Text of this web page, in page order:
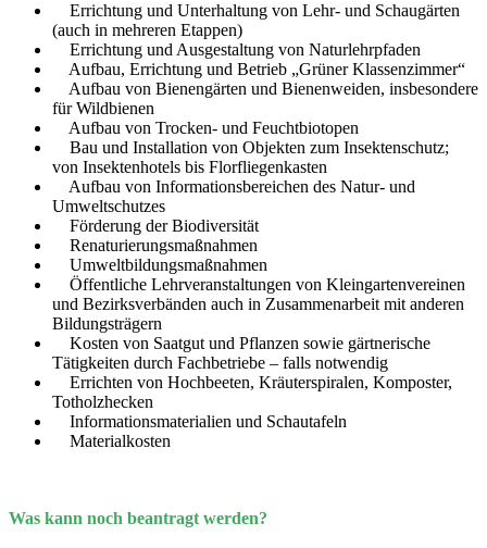
Errichtung und Unterhaltung von Lehr- und Schaugärten
(auch in mehreren Etappen)
Errichtung und Ausgestaltung von Naturlehrpfaden
Aufbau, Errichtung und Betrieb „Grüner Klassenzimmer“
Aufbau von Bienengärten und Bienenweiden, insbesondere
für Wildbienen
Aufbau von Trocken- und Feuchtbiotopen
Bau und Installation von Objekten zum Insektenschutz;
von Insektenhotels bis Florfliegenkasten
Aufbau von Informationsbereichen des Natur- und
Umweltschutzes
Förderung der Biodiversität
Renaturierungsmaßnahmen
Umweltbildungsmaßnahmen
Öffentliche Lehrveranstaltungen von Kleingartenvereinen
und Bezirksverbänden auch in Zusammenarbeit mit anderen
Bildungsträgern
Kosten von Saatgut und Pflanzen sowie gärtnerische
Tätigkeiten durch Fachbetriebe – falls notwendig
Errichten von Hochbeeten, Kräuterspiralen, Komposter,
Totholzhecken
Informationsmaterialien und Schautafeln
Materialkosten
Was kann noch beantragt werden?